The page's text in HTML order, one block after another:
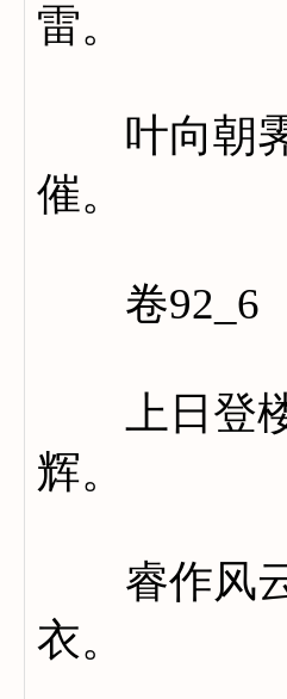
雷。
叶向朝霁
催。
卷92_6 「
上日登楼
辉。
睿作风云
衣。